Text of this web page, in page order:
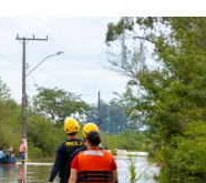
que
Estado
ser